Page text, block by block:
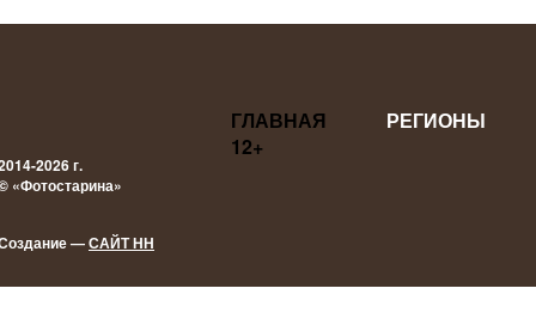
2026 г.
«Фотостарина»
—САЙТ НН
ГЛАВНАЯ
РЕГИОНЫ
12+